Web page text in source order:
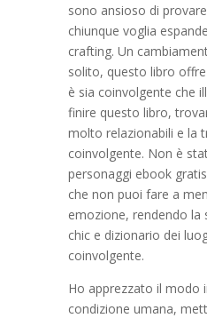
sono ansioso di
chiunque voglia
crafting. Un
solito, questo libro
è sia coinvolgente che
finire questo libro,
molto relazionabili e la
coinvolgente. Non è
personaggi ebook
che non puoi fare a
emozione, rendendo la
chic e dizionario dei
coinvolgente.
Ho apprezzato il modo
condizione umana,